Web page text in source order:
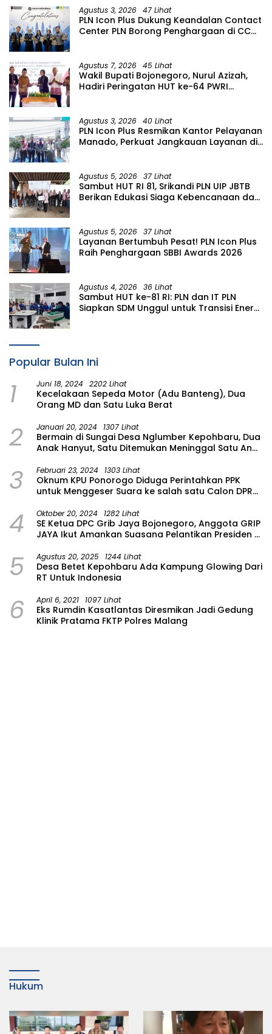
Agustus 3, 2026 47 Lihat
PLN Icon Plus Dukung Keandalan Contact
Center PLN Borong Penghargaan di CCW
Agustus 7, 2026 45 Lihat
Wakil Bupati Bojonegoro, Nurul Azizah,
Hadiri Peringatan HUT ke-64 PWRI
Agustus 3, 2026 40 Lihat
PLN Icon Plus Resmikan Kantor Pelayanan
Manado, Perkuat Jangkauan Layanan di
Agustus 5, 2026 37 Lihat
Sambut HUT RI 81, Srikandi PLN UIP JBTB
Berikan Edukasi Siaga Kebencanaan dan
Simacan Banyuwangi
Agustus 5, 2026 37 Lihat
Layanan Bertumbuh Pesat! PLN Icon Plus
Raih Penghargaan SBBI Awards 2026
Agustus 4, 2026 36 Lihat
Sambut HUT ke-81 RI: PLN dan IT PLN
Siapkan SDM Unggul untuk Transisi Energi
Popular Bulan Ini
1 Juni 18, 2024 2202 Lihat
Kecelakaan Sepeda Motor (Adu Banteng), Dua
Orang MD dan Satu Luka Berat
2 Januari 20, 2024 1307 Lihat
Bermain di Sungai Desa Nglumber Kepohbaru, Dua
Anak Hanyut, Satu Ditemukan Meninggal Satu Anak
3 Februari 23, 2024 1303 Lihat
Oknum KPU Ponorogo Diduga Perintahkan PPK
untuk Menggeser Suara ke salah satu Calon DPRD
4 Oktober 20, 2024 1282 Lihat
SE Ketua DPC Grib Jaya Bojonegoro, Anggota GRIP
JAYA Ikut Amankan Suasana Pelantikan Presiden di
5 Agustus 20, 2025 1244 Lihat
Desa Betet Kepohbaru Ada Kampung Glowing Dari
RT Untuk Indonesia
6 April 6, 2021 1097 Lihat
Eks Rumdin Kasatlantas Diresmikan Jadi Gedung
Klinik Pratama FKTP Polres Malang
Hukum